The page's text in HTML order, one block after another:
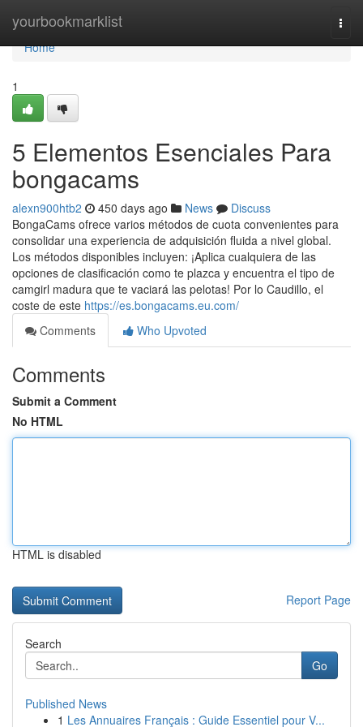
yourbookmarklist
Home
Home
1
5 Elementos Esenciales Para
bongacams
alexn900htb2 450 days ago News
Discuss
BongaCams ofrece varios métodos de cuota convenientes para
consolidar una experiencia de adquisición fluida a nivel global.
Los métodos disponibles incluyen: ¡Aplica cualquiera de las
opciones de clasificación como te plazca y encuentra el tipo de
camgirl madura que te vaciará las pelotas! Por lo Caudillo, el
coste de este https://es.bongacams.eu.com/
Comments
Who Upvoted
Comments
Submit a Comment
No HTML
HTML is disabled
Report Page
Search
Go
Published News
1 Les Annuaires Français : Guide Essentiel pour V...